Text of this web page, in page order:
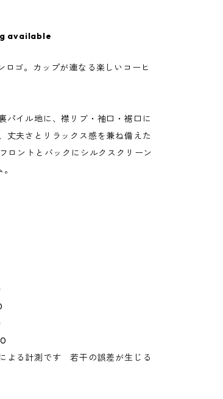
available
ロゴ。カップが連なる楽しいコーヒ
パイル地に、襟リブ・袖口・裾口に
丈夫さとリラックス感を兼ね備えた
ロントとバックにシルクスクリーン
よる計測です 若干の誤差が生じる